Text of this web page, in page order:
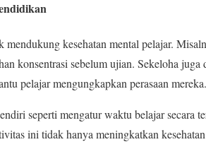
kesehatan mental pelajar.
konsentrasi sebelum ujian. Sekeloha juga
pelajar mengungkapkan perasaan mereka.
seperti mengatur waktu belajar secara
ini tidak hanya meningkatkan